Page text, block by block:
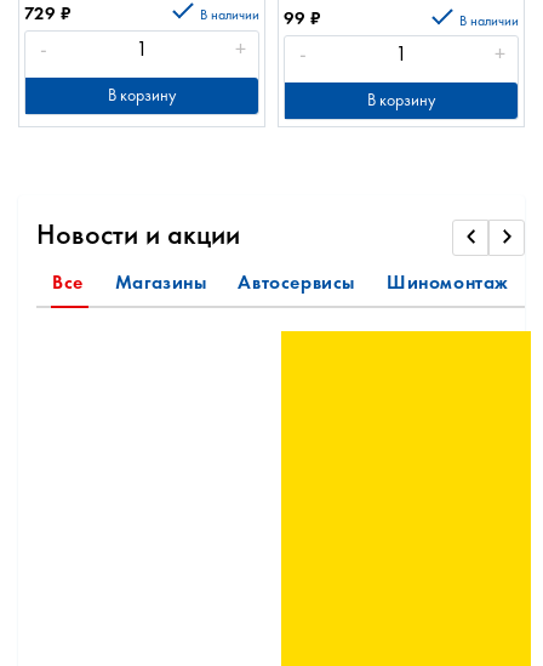
729 ₽ В наличии
- +
В корзину
99 ₽ В наличии
- +
В корзину
Новости и акции
Все Магазины Автосервисы Шиномонтаж